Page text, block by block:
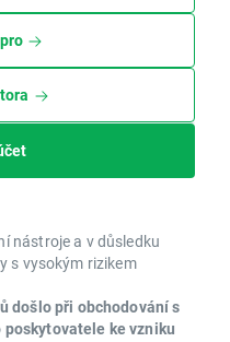
nástroje a v důsledku
s vysokým rizikem
došlo při obchodování s
ke vzniku